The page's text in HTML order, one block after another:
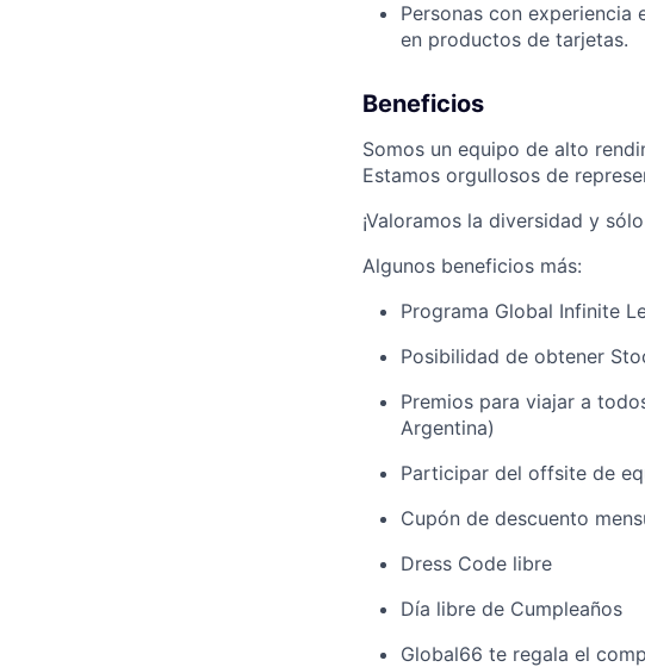
Personas con
en productos de tarjetas.
Beneficios
Somos un equipo de alto
Estamos orgullosos de
¡Valoramos la diversidad y
Algunos beneficios más:
Programa Global Infinite
Posibilidad de obtener
Premios para viajar a
Argentina)
Participar del offsite de
Cupón de descuento
Dress Code libre
Día libre de Cumpleaños
Global66 te regala el